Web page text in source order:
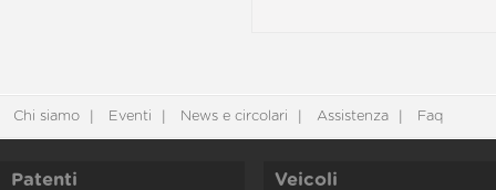
Chi siamo Eventi News e circolari Assistenza Faq
Patenti Veicoli